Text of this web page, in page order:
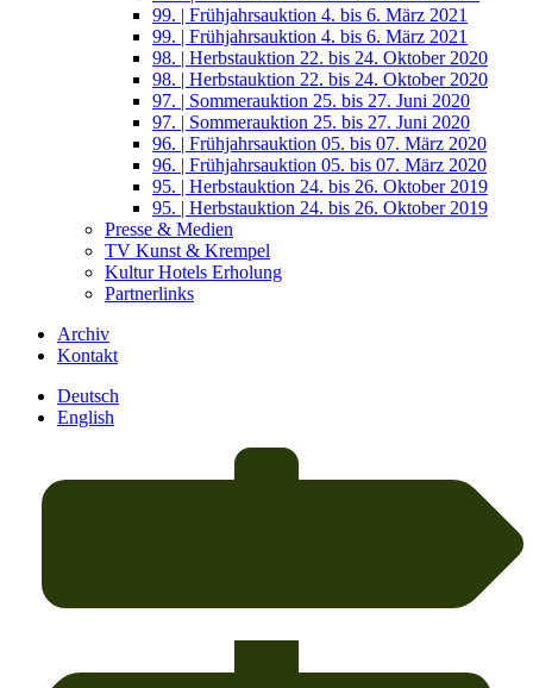
99. | Frühjahrsauktion 4. bis 6. März 2021
99. | Frühjahrsauktion 4. bis 6. März 2021
98. | Herbstauktion 22. bis 24. Oktober 2020
98. | Herbstauktion 22. bis 24. Oktober 2020
97. | Sommerauktion 25. bis 27. Juni 2020
97. | Sommerauktion 25. bis 27. Juni 2020
96. | Frühjahrsauktion 05. bis 07. März 2020
96. | Frühjahrsauktion 05. bis 07. März 2020
95. | Herbstauktion 24. bis 26. Oktober 2019
95. | Herbstauktion 24. bis 26. Oktober 2019
Presse & Medien
TV Kunst & Krempel
Kultur Hotels Erholung
Partnerlinks
Archiv
Kontakt
Deutsch
English